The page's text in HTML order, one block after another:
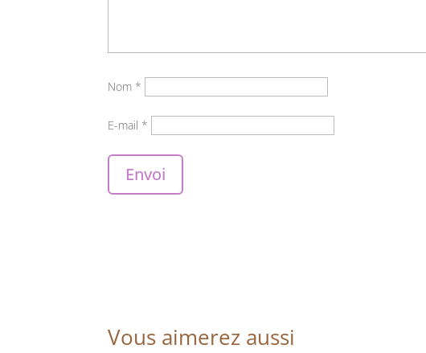
Nom *
E-mail *
Envoi
Vous aimerez aussi